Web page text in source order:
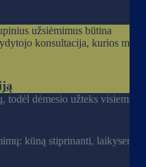
užsiėmimus būtina
konsultacija, kurios metu
todėl dėmesio užteks visiems,
kūną stiprinanti, laikyseną